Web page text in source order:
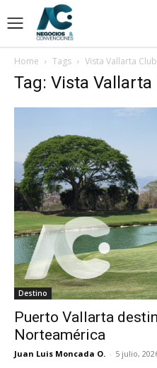
Home Tags Vista Vallarta
Tag: Vista
Destino
Puerto Vallarta
Norteamérica
Juan Luis Moncada O. - 5 julio,